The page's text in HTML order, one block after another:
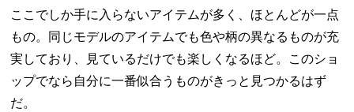
ここでしか手に入らないアイテムが多く、ほとんどが一点
もの。同じモデルのアイテムでも色や柄の異なるものが充
実しており、見ているだけでも楽しくなるほど。このショ
ップでなら自分に一番似合うものがきっと見つかるはず
だ。